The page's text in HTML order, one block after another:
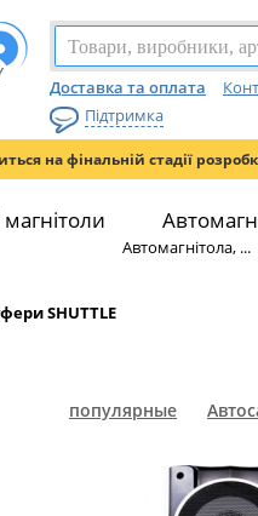
Доставка та оплата
Підтримка
на фінальній стадії
Автомагнітола, ...
SHUTTLE
популярные